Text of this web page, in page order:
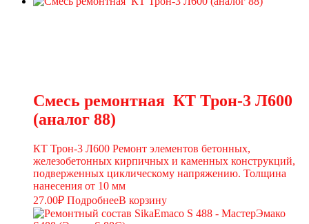
Смесь ремонтная КТ Трон-3 Л600
(аналог 88)
КТ Трон-3 Л600 Ремонт элементов бетонных,
железобетонных кирпичных и каменных конструкций,
подверженных циклическому напряжению. Толщина
нанесения от 10 мм
27.00₽ ПодробнееВ корзину